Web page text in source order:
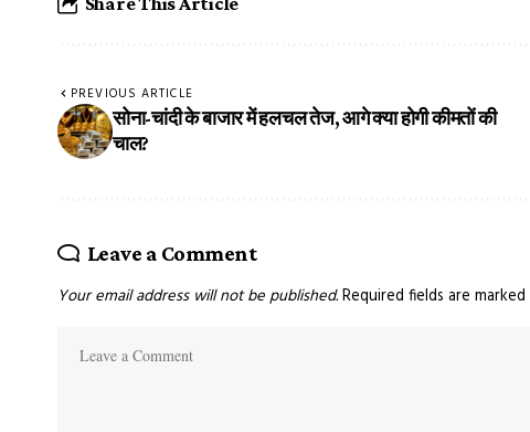
PREVIOUS ARTICLE
सोना-चांदी के बाजार में हलचल तेज, आगे क्या होगी कीमतों की
चाल?
Leave a Comment
Your email address will not be published.Required fields are marked